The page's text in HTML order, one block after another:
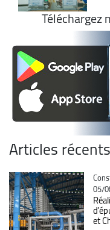
Téléchargez
Articles récents
05/
et